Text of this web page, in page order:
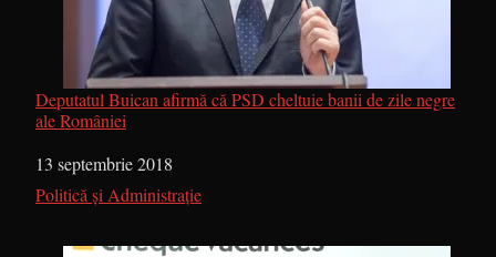
Deputatul Buican afirmă că PSD cheltuie banii de zile negre
ale României
Dată
13 septembrie 2018
În legătură cu
Politică și Administrație